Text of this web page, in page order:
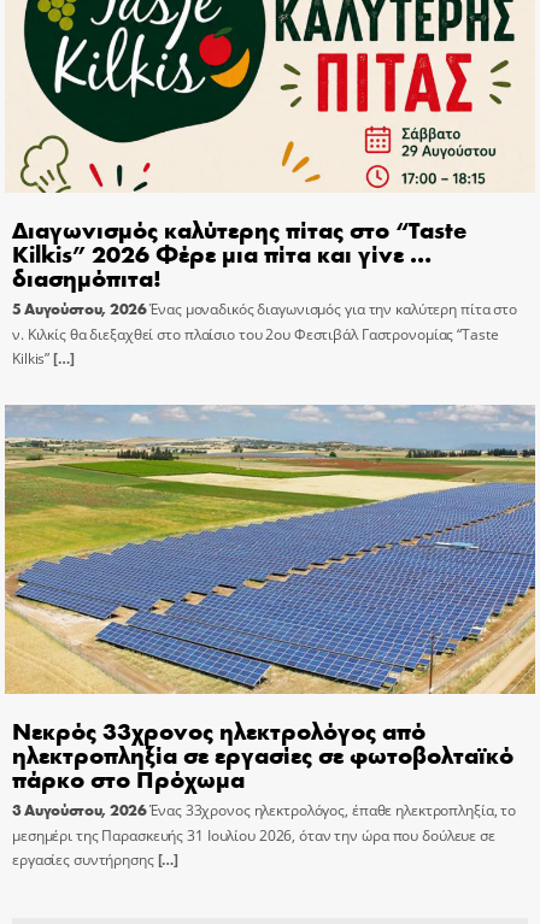
Διαγωνισμός καλύτερης πίτας στο “Taste
Kilkis” 2026 Φέρε μια πίτα και γίνε …
διασημόπιτα!
5 Αυγούστου, 2026Ένας μοναδικός διαγωνισμός για την καλύτερη πίτα στο
ν. Κιλκίς θα διεξαχθεί στο πλαίσιο του 2ου Φεστιβάλ Γαστρονομίας “Taste
Kilkis”[…]
Νεκρός 33χρονος ηλεκτρολόγος από
ηλεκτροπληξία σε εργασίες σε φωτοβολταϊκό
πάρκο στο Πρόχωμα
3 Αυγούστου, 2026Ένας 33χρονος ηλεκτρολόγος, έπαθε ηλεκτροπληξία, το
μεσημέρι της Παρασκευής 31 Ιουλίου 2026, όταν την ώρα που δούλευε σε
εργασίες συντήρησης[…]